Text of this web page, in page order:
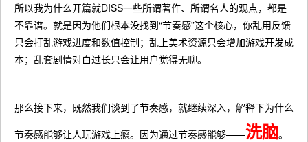
所以我为什么开篇就DISS一些所谓著作、所谓名人的观点，都是
不靠谱。就是因为他们根本没找到“节奏感”这个核心，你乱用反馈
只会打乱游戏进度和数值控制；乱上美术资源只会增加游戏开发成
本；乱套剧情对白过长只会让用户觉得无聊。
那么接下来，既然我们谈到了节奏感，就继续深入，解释下为什么
节奏感能够让人玩游戏上瘾。因为通过节奏感能够——洗脑。